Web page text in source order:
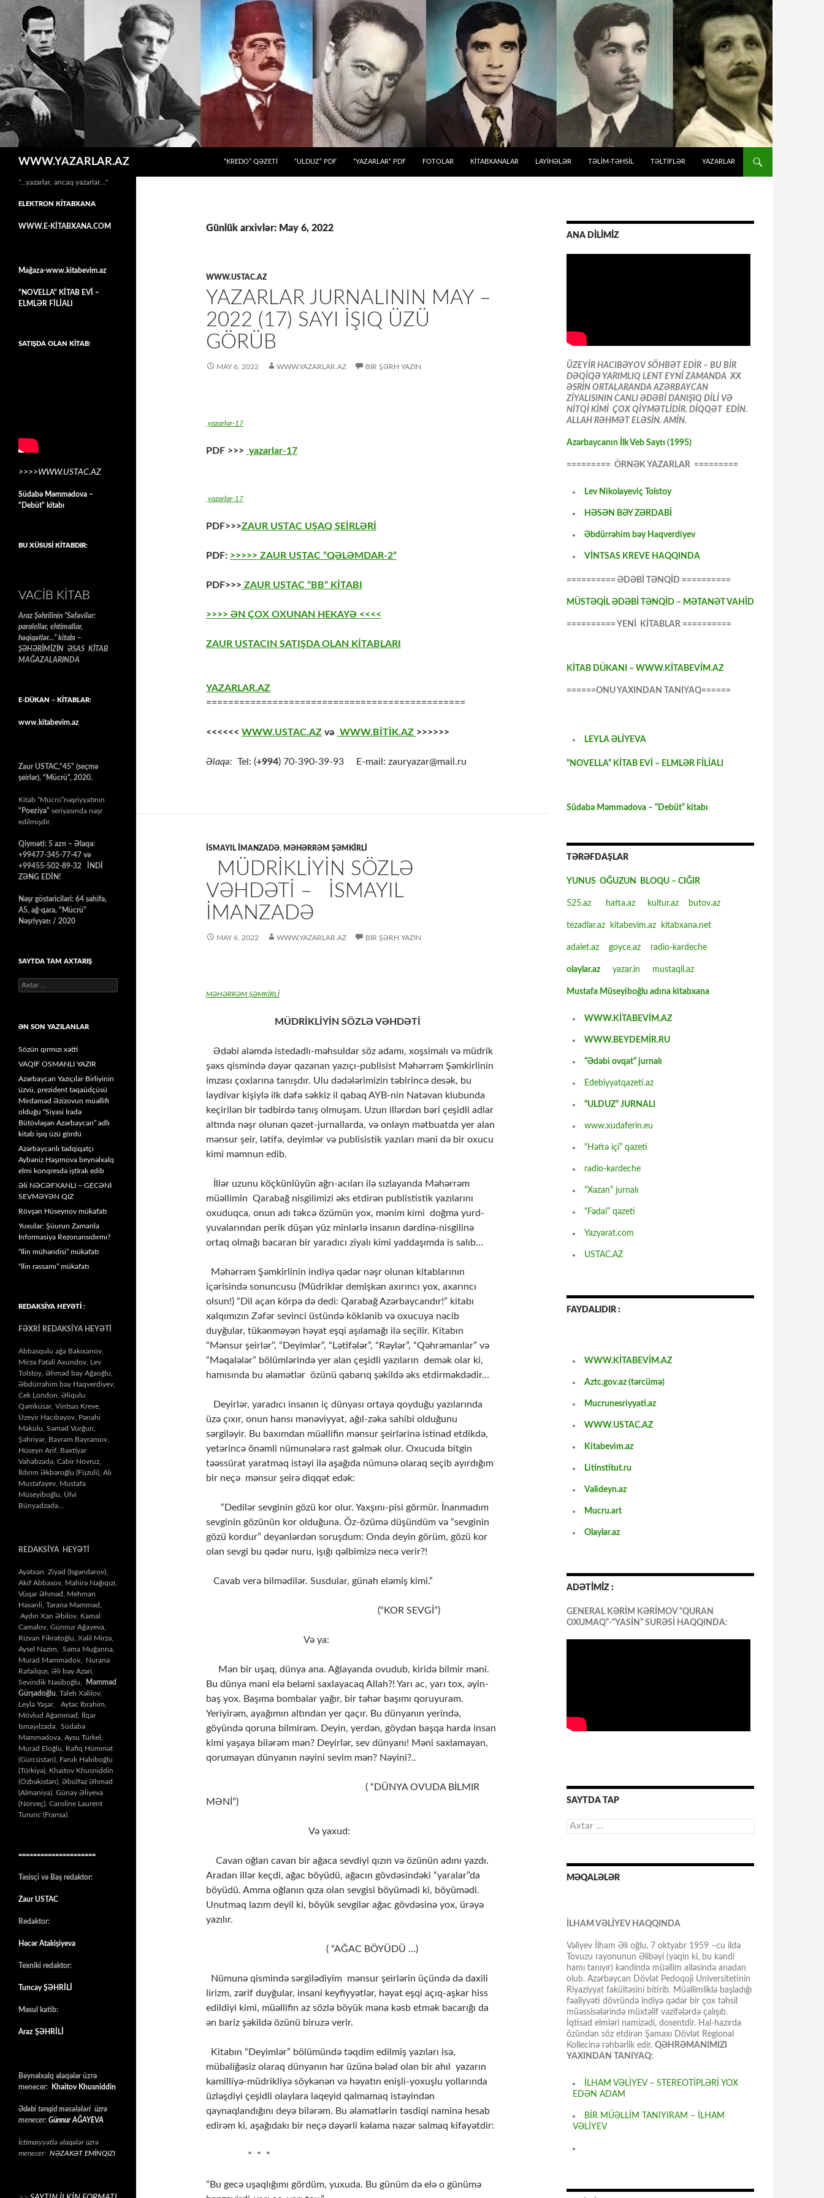
WWW.YAZARLAR.AZ
“KREDO” QƏZETİ
“ULDUZ” PDF “YAZARLAR” PDF FOTOLAR KİTABXANALAR LAYİHƏLƏR TƏLIM-TƏHSIL TƏLTİFLƏR YAZARLAR
Günlük arxivlər: May 6, 2022
WWW.USTAC.AZ
YAZARLAR JURNALININ MAY –
2022 (17) SAYI İŞIQ ÜZÜ
GÖRÜB
MAY 6, 2022 WWW.YAZARLAR.AZ BIR ŞƏRH YAZIN
yazarlar-17
PDF >>> yazarlar-17
yazarlar-17
PDF>>>ZAUR USTAC UŞAQ ŞEİRLƏRİ
PDF: >>>>> ZAUR USTAC “QƏLƏMDAR-2”
PDF>>> ZAUR USTAC “BB” KİTABI
>>>> ƏN ÇOX OXUNAN HEKAYƏ <<<<
ZAUR USTACIN SATIŞDA OLAN KİTABLARI
YAZARLAR.AZ
===============================================
<<<<<< WWW.USTAC.AZ və WWW.BİTİK.AZ >>>>>>
Əlaqə: Tel: (+994) 70-390-39-93 E-mail: zauryazar@mail.ru
İSMAYIL İMANZADƏ, MƏHƏRRƏM ŞƏMKIRLI
MÜDRİKLİYİN SÖZLƏ
VƏHDƏTİ – İSMAYIL
İMANZADƏ
MAY 6, 2022 WWW.YAZARLAR.AZ BIR ŞƏRH YAZIN
MƏHƏRRƏM ŞƏMKİRLİ
MÜDRİKLİYİN SÖZLƏ VƏHDƏTİ
Ədəbi aləmdə istedadlı-məhsuldar söz adamı, xoşsimalı və müdrik
şəxs qismində dəyər qazanan yazıçı-publisist Məhərrəm Şəmkirlinin
imzası çoxlarına tanışdır. Ulu dədələrimizin təbirincə desək, bu
laydivar kişiylə ilk dəfə səkkiz il qabaq AYB-nin Natəvan klubunda
keçirilən bir tədbirdə tanış olmuşam. Uzun illərdən bəri çeşidli adlar
altında nəşr olunan qəzet-jurnallarda, və onlayn mətbuatda yer alan
mənsur şeir, lətifə, deyimlər və publisistik yazıları məni də bir oxucu
kimi məmnun edib.
İllər uzunu köçkünlüyün ağrı-acıları ilə sızlayanda Məhərrəm
müəllimin Qarabağ nisgilimizi əks etdirən publististik yazılarını
oxuduqca, onun adı təkcə özümün yox, mənim kimi doğma yurd-
yuvalarından perik düşən yüz minlərlə insanın dərdinə-nisgilinə
ortaq olmağı bacaran bir yaradıcı ziyalı kimi yaddaşımda is salıb…
Məhərrəm Şəmkirlinin indiyə qədər nəşr olunan kitablarının
içərisində sonuncusu (Müdriklər demişkən axırıncı yox, axarıncı
olsun!) “Dil açan körpə də dedi: Qarabağ Azərbaycandır!” kitabı
xalqımızın Zəfər sevinci üstündə köklənib və oxucuya nəcib
duyğular, tükənməyən həyat eşqi aşılamağı ilə seçilir. Kitabın
“Mənsur şeirlər”, “Deyimlər”, “Lətifələr”, “Rəylər”, “Qəhrəmanlar” və
“Məqalələr” bölümlərində yer alan çeşidli yazıların demək olar ki,
hamısında bu əlamətlər özünü qabarıq şəkildə əks etdirməkdədir…
Deyirlər, yaradıcı insanın iç dünyası ortaya qoyduğu yazılarında
üzə çıxır, onun hansı mənəviyyat, ağıl-zəka sahibi olduğunu
sərgiləyir. Bu baxımdan müəllifin mənsur şeirlərinə istinad etdikdə,
yetərincə önəmli nümunələrə rast gəlmək olur. Oxucuda bitgin
təəssürat yaratmaq istəyi ilə aşağıda nümunə olaraq seçib ayırdığım
bir neçə mənsur şeirə diqqət edək:
“Dedilər sevginin gözü kor olur. Yaxşını-pisi görmür. İnanmadım
sevginin gözünün kor olduğuna. Öz-özümə düşündüm və “sevginin
gözü kordur” deyənlərdən soruşdum: Onda deyin görüm, gözü kor
olan sevgi bu qədər nuru, işığı qəlbimizə necə verir?!
Cavab verə bilmədilər. Susdular, günah eləmiş kimi.”
(“KOR SEVGİ”)
Və ya:
Mən bir uşaq, dünya ana. Ağlayanda ovudub, kiridə bilmir məni.
Bu dünya məni elə beləmi saxlayacaq Allah?! Yarı ac, yarı tox, əyin-
baş yox. Başıma bombalar yağır, bir təhər başımı qoruyuram.
Yeriyirəm, ayağımın altından yer qaçır. Bu dünyanın yerində,
göyündə qoruna bilmirəm. Deyin, yerdən, göydən başqa harda insan
kimi yaşaya bilərəm mən? Deyirlər, sev dünyanı! Məni saxlamayan,
qorumayan dünyanın nəyini sevim mən? Nəyini?..
( “DÜNYA OVUDA BİLMIR
MƏNİ”)
Və yaxud:
Cavan oğlan cavan bir ağaca sevdiyi qızın və özünün adını yazdı.
Aradan illər keçdi, ağac böyüdü, ağacın gövdəsindəki “yaralar”da
böyüdü. Amma oğlanın qıza olan sevgisi böyümədi ki, böyümədi.
Unutmaq lazım deyil ki, böyük sevgilər ağac gövdəsinə yox, ürəyə
yazılır.
( “AĞAC BÖYÜDÜ …)
Nümunə qismində sərgilədiyim mənsur şeirlərin üçündə də daxili
lirizm, zərif duyğular, insani keyfiyyətlər, həyat eşqi açıq-aşkar hiss
edildiyi kimi, müəllifin az sözlə böyük məna kəsb etmək bacarığı da
ən bariz şəkildə özünü biruzə verir.
Kitabın “Deyimlər” bölümündə təqdim edilmiş yazıları isə,
mübaliğəsiz olaraq dünyanın hər üzünə bələd olan bir ahıl yazarın
kamilliyə-müdrikliyə söykənən və həyatın enişli-yoxuşlu yollarında
üzləşdiyi çeşidli olaylara laqeyid qalmamaq istəyindən
qaynaqlandığını deyə bilərəm. Bu əlamətlərin təsdiqi naminə hesab
edirəm ki, aşağıdakı bir neçə dəyərli kəlama nəzər salmaq kifayətdir:
* * *
“Bu gecə uşaqlığımı gördüm, yuxuda. Bu günüm də elə o günümə
ANA DİLİMİZ
ÜZEYİR HACIBƏYOV SÖHBƏT EDİR – BU BİR
DƏQİQƏ YARIMLIQ LENT EYNİ ZAMANDA XX
ƏSRİN ORTALARANDA AZƏRBAYCAN
ZİYALISININ CANLI ƏDƏBİ DANIŞIQ DİLİ VƏ
NİTQİ KİMİ ÇOX QİYMƏTLİDİR. DİQQƏT EDİN.
ALLAH RƏHMƏT ELƏSİN. AMİN.
Azərbaycanın İlk Veb Saytı (1995)
========= ÖRNƏK YAZARLAR =========
Lev Nikolayeviç Tolstoy
HƏSƏN BƏY ZƏRDABİ
Əbdürrəhim bəy Haqverdiyev
VİNTSAS KREVE HAQQINDA
========== ƏDƏBİ TƏNQİD ==========
MÜSTƏQİL ƏDƏBİ TƏNQİD – MƏTANƏT VAHİD
========== YENİ KİTABLAR ==========
KİTAB DÜKANI – WWW.KİTABEVİM.AZ
======ONU YAXINDAN TANIYAQ======
LEYLA ƏLİYEVA
“NOVELLA” KİTAB EVİ – ELMLƏR FİLİALI
Südabə Məmmədova – “Debüt” kitabı
TƏRƏFDAŞLAR
YUNUS OĞUZUN BLOQU – CIĞIR
525.az hafta.az kultur.az butov.az
tezadlar.az kitabevim.az kitabxana.net
adalet.az goyce.az radio-kardeche
olaylar.az yazar.in mustaqil.az
Mustafa Müseyiboğlu adına kitabxana
WWW.KİTABEVİM.AZ
WWW.BEYDEMİR.RU
“Ədəbi ovqat” jurnalı
Edebiyyatqazeti.az
“ULDUZ” JURNALI
www.xudaferin.eu
“Həftə içi” qəzeti
radio-kardeche
“Xəzan” jurnalı
“Fədai” qəzeti
Yazyarat.com
USTAC.AZ
FAYDALIDIR :
WWW.KİTABEVİM.AZ
Aztc.gov.az (tərcümə)
Mucrunesriyyati.az
WWW.USTAC.AZ
Kitabevim.az
Litinstitut.ru
Valideyn.az
Mucru.art
Olaylar.az
ADƏTİMİZ :
GENERAL KƏRİM KƏRİMOV “QURAN
OXUMAQ”-“YASİN” SURƏSİ HAQQINDA:
SAYTDA TAP
Axtarış:
MƏQALƏLƏR
İLHAM VƏLİYEV HAQQINDA
Vəliyev İlham Əli oğlu, 7 oktyabr 1959 –cu ildə
Tovuzu rayonunun Əlibəyi (yəqin ki, bu kəndi
hamı tanıyır) kəndində müəllim ailəsində anadan
olub. Azərbaycan Dövlət Pedoqoji Universitetinin
Riyaziyyat fakültəsini bitirib. Müəllimliklə başladığı
fəaliyyəti dövründə indiyə qədər bir çox təhsil
müəssisələrində müxtəlif vəzifələrdə çalışıb.
İqtisad elmləri namizədi, dosentdir. Hal-hazırda
özündən söz etdirən Şamaxı Dövlət Regional
Kollecinə rəhbərlik edir. QƏHRƏMANIMIZI
YAXINDAN TANIYAQ:
İLHAM VƏLİYEV – STEREOTİPLƏRİ YOX
EDƏN ADAM
BİR MÜƏLLİM TANIYIRAM – İLHAM
VƏLİYEV
"…yazarlar, ancaq yazarlar…"
ELEKTRON KİTABXANA
WWW.E-KİTABXANA.COM
Mağaza-www.kitabevim.az
“NOVELLA” KİTAB EVİ –
ELMLƏR FİLİALI
SATIŞDA OLAN KİTAB:
>>>>WWW.USTAC.AZ
Südabə Məmmədova –
“Debüt” kitabı
BU XÜSUSİ KİTABDIR:
VACIB KITAB
Araz Şəhrilinin “Səfəvilər:
paralellər, ehtimallar,
həqiqətlər…” kitabı –
ŞƏHƏRİMİZİN ƏSAS KİTAB
MAĞAZALARINDA
E-DÜKAN – KİTABLAR:
www.kitabevim.az
Zaur USTAC,“45” (seçmə
şeirlər), “Mücrü”, 2020.
Kitab “Mücrü”nəşriyyatının
“Poeziya” seriyasında nəşr
edilmişdir.
Qiyməti: 5 azn – Əlaqə:
+99477-345-77-47 və
+99455-502-89-32 İNDİ
ZƏNG EDİN!
Nəşr göstəriciləri: 64 səhifə,
A5, ağ-qara, “Mücrü”
Nəşriyyatı / 2020
SAYTDA TAM AXTARIŞ
Axtarış:
ƏN SON YAZILANLAR
Sözün qırmızı xətti
VAQİF OSMANLI YAZIR
Azərbaycan Yazıçılar Birliyinin
üzvü, prezident təqaüdçüsü
Mirdaməd Əzizovun müəllifi
olduğu “Siyasi İradə
Bütövləşən Azərbaycan” adlı
kitab işıq üzü gördü
Azərbaycanlı tədqiqatçı
Aybəniz Haşımova beynəlxalq
elmi konqresdə iştirak edib
Əli NƏCƏFXANLI – GECƏNİ
SEVMƏYƏN QIZ
Rövşən Hüseynov mükafatı
Yuxular: Şüurun Zamanla
İnformasiya Rezonansıdırmı?
“İlin mühəndisi” mükafatı
“İlin rəssamı” mükafatı
REDAKSİYA HEYƏTİ :
FƏXRİ REDAKSİYA HEYƏTİ
Abbasqulu ağa Bakıxanov,
Mirzə Fətəli Axundov, Lev
Tolstoy, Əhməd bəy Ağaoğlu,
Əbdürrəhim bəy Haqverdiyev,
Cek London, Əliqulu
Qəmküsar, Vintsas Kreve,
Üzeyir Hacıbəyov, Pənahi
Makulu, Səməd Vurğun,
Şəhriyar, Bayram Bayramov,
Hüseyn Arif, Bəxtiyar
Vahabzadə, Cabir Novruz,
İldırım Əkbəroğlu (Füzuli), Alı
Mustafayev, Mustafa
Müseyiboğlu, Ülvi
Bünyadzadə…
REDAKSİYA HEYƏTİ
Ayətxan Ziyad (İsgəndərov),
Akif Abbasov, Mahirə Nağıqızı,
Vüqar Əhməd, Mehman
Həsənli, Təranə Məmməd,
Aydın Xan Əbilov, Kamal
Camalov, Günnur Ağayeva,
Rizvan Fikrətoğlu, Xəlil Mirzə,
Aysel Nazim, Səma Muğanna,
Murad Məmmədov, Nuranə
Rafailqızı, Əli bəy Azəri,
Sevindik Nəsiboğlu,
Məmməd
Gürşadoğlu , Taleh Xəlilov,
Leyla Yaşar, Aytac İbrahim,
Mövlud Ağamməd, İlqar
İsmayılzadə, Südabə
Məmmədova, Aysu Türkel,
Murad Eloğlu, Rafiq Hümmət
(Gürcüstan), Faruk Habiboğlu
(Türkiyə), Khaitov Khusniddin
(Özbəkistan), Əbülfəz Əhməd
(Almaniya), Günay Əliyeva
(Norveç). Caroline Laurent
Turunc (Fransa).
=====================
Təsisçi və Baş redaktor:
Zaur USTAC
Redaktor:
Həcər Atakişiyeva
Texniki redaktor:
Tuncay ŞƏHRİLİ
Məsul katib:
Araz ŞƏHRİLİ
Beynəlxalq əlaqələr üzrə
menecer:
Khaitov Khusniddin
Ədəbi tənqid məsələləri üzrə
menecer: Günnur AĞAYEVA
İctimaiyyətlə əlaqələr üzrə
menecer: NƏZAKƏT EMİNQIZI